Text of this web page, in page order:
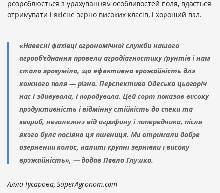
розроблюється з урахуванням особливостей поля, вдається
отримувати і якісне зерно високих класів, і хороший вал.
«Навесні фахівці агрономічної служби нашого
агрооб’єднання провели агродіагностику ґрунтів і нам
стало зрозуміло, що ефективна врожайність для
кожного поля — різна. Перспектива Одеська цьогоріч
нас і здивувала, і порадувала. Цей сорт показав високу
продуктивність і відмінну стійкість до спеки та
хвороб, незалежно від агрофону і попередника, після
якого була посіяна ця пшениця. Ми отримали добре
озернений колос, налиті крупні зернівки і високу
врожайність», — додав Павло Глушко.
Алла Гусарова, SuperAgronom.com